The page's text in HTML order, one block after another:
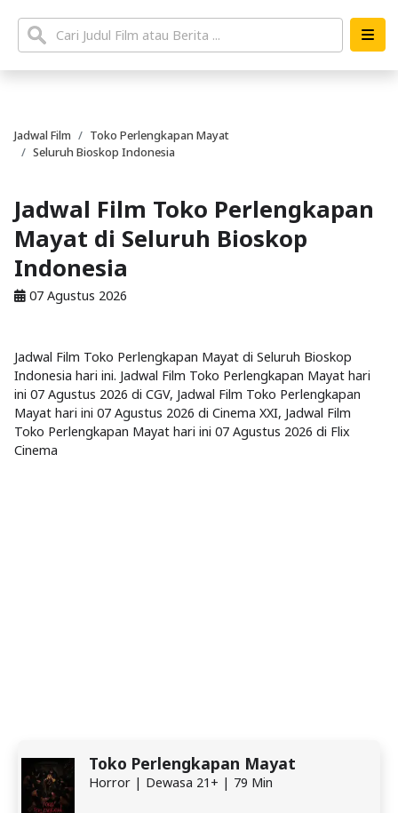
Jadwal Film
Toko Perlengkapan Mayat
Seluruh Bioskop Indonesia
Jadwal Film Toko Perlengkapan
Mayat di Seluruh Bioskop
Indonesia
07 Agustus 2026
Jadwal Film Toko Perlengkapan Mayat di Seluruh Bioskop
Indonesia hari ini. Jadwal Film Toko Perlengkapan Mayat hari
ini 07 Agustus 2026 di CGV, Jadwal Film Toko Perlengkapan
Mayat hari ini 07 Agustus 2026 di Cinema XXI, Jadwal Film
Toko Perlengkapan Mayat hari ini 07 Agustus 2026 di Flix
Cinema
Toko Perlengkapan Mayat
Horror | Dewasa 21+ | 79 Min